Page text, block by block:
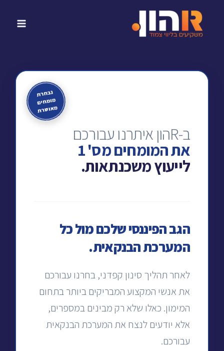
נבחרת
מומחים
מאושרת
ב-Rהון איתרנו עבורכם
את המומחים מס' 1
לייעוץ משכנתאות.
הגב הפיננסי שלכם מול כל
המערכת הבנקאית.
לאחר תהליך סינון קפדני, בחרנו עבורכם
את אנשי המקצוע המבריקים ביותר בתחום
המימון. כאלו שלא רק מבינים במספרים,
אלא יודעים לנצח את המערכת הבנקאית
עבורכם.